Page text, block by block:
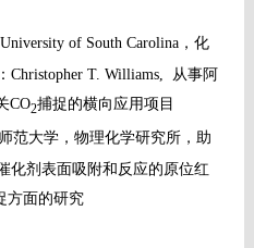
University of South Carolina，化
Christopher T. Williams,
从事阿
CO2捕捉的横向应用项目
范大学，物理化学研究所，助
化剂表面吸附和反应的原位红
方面的研究